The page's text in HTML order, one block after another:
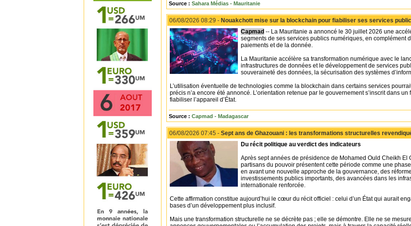
Source : Sahara Médias - Mauritanie
06/08/2026 08:29 - Nouakchott mise sur la blockchain pour fiabiliser ses services
Capmad -- La Mauritanie a annoncé le 30 juillet 2026 une
segments de ses services publics numériques, en complément
paiements et de la donnée.
La Mauritanie accélère sa transformation numérique avec le
infrastructures de données et le développement de services
souveraineté des données, la sécurisation des systèmes
L’utilisation éventuelle de technologies comme la blockchain dans certains services
précis n’a encore été annoncé. L’orientation retenue par le gouvernement s’inscrit dans
fiabiliser l’appareil d’État.
Source : Capmad - Madagascar
06/08/2026 07:45 - Sept ans de Ghazouani : les transformations structurelles
Du récit politique au verdict des indicateurs
Après sept années de présidence de Mohamed Ould Cheikh
partisans du pouvoir présentent cette période comme une
en avant une nouvelle approche de la gouvernance, des
investissements publics importants, des avancées dans les
internationale renforcée.
Cette affirmation constitue aujourd’hui le cœur du récit officiel : celui d’un État qui aurait
bases d’un développement plus inclusif.
Mais une transformation structurelle ne se décrète pas ; elle se démontre. Elle ne se